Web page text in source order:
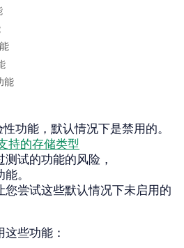
能
功能，默认情况下是禁用的。
持的存储类型
试的功能的风险，
。
您尝试这些默认情况下未启用的
些功能：